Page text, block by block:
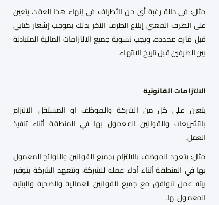
مثال: في حالة رغبة أي من الأطراف في إنهاء هذا العقد، يتعين
على الطرف المعني إبلاغ الطرف الآخر بذلك بموجب إشعار كتابي
قبل فترة محددة، ويجب تسوية جميع الالتزامات المالية المتبادلة
بين الطرفين قبل تاريخ الانتهاء.
الالتزامات القانونية
يتعين على كل من الشركة والموظف او المستقل الالتزام
بالتشريعات والقوانين المعمول بها في المنطقة أثناء تنفيذ
العمل.
مثال:يتعهد الموظف بالالتزام بجميع القوانين واللوائح المعمول
بها في المنطقة أثناء أداء عمله للشركة، وتتعهد الشركة بتوفير
بيئة عمل تتوافق مع جميع القوانين العمالية والصحية والبيئية
المعمول بها.